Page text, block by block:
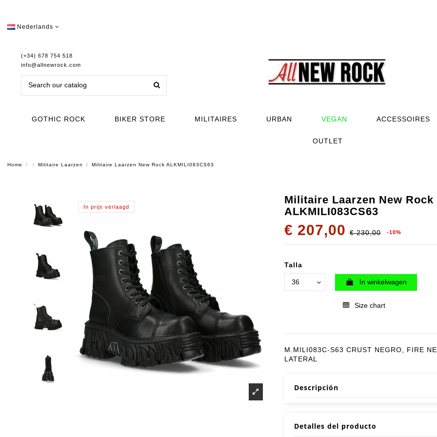
Nederlands
(+34) 678 754 518
info@allnewrock.com
GOTHIC ROCK BIKER STORE MILITAIRES URBAN VEGAN ACCESSOIRES
OUTLET
Home Militaire Laarzen Militaire Laarzen New Rock ALKMILI083CS63
In prijs verlaagd
Militaire Laarzen New Rock
ALKMILI083CS63
€ 207,00 € 230,00 -10%
Talla
In winkelwagen
Size chart
M.MILI083C-S63 CRUST NEGRO, FIRE
LATERAL
Descripción
Detalles del producto